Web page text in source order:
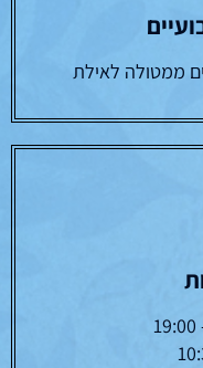
ממטולה לאילת